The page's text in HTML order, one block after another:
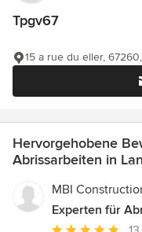
Tpgv67
15 a rue du eller,
Hervorgehobene
Abrissarbeiten in
MBI
Experten für